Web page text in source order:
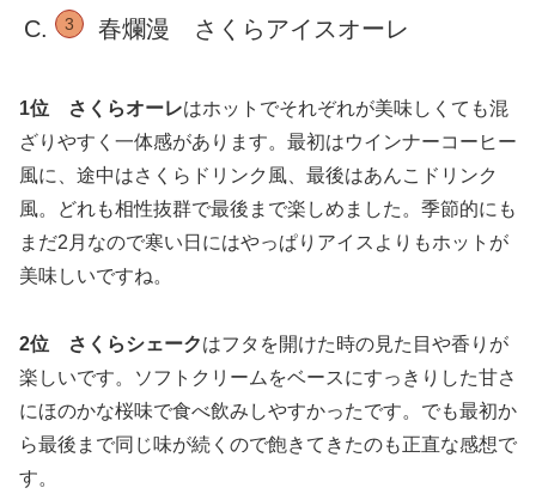
春爛漫 さくらアイスオーレ
1位 さくらオーレはホットでそれぞれが美味しくても混
ざりやすく一体感があります。最初はウインナーコーヒー
風に、途中はさくらドリンク風、最後はあんこドリンク
風。どれも相性抜群で最後まで楽しめました。季節的にも
まだ2月なので寒い日にはやっぱりアイスよりもホットが
美味しいですね。
2位 さくらシェークはフタを開けた時の見た目や香りが
楽しいです。ソフトクリームをベースにすっきりした甘さ
にほのかな桜味で食べ飲みしやすかったです。でも最初か
ら最後まで同じ味が続くので飽きてきたのも正直な感想で
す。